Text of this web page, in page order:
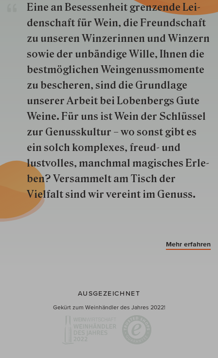
Eine an Besessenheit gren­zende Lei­
den­schaft für Wein, die Freund­schaft
zu unseren Win­zer­innen und Win­zern
so­wie der un­bän­dige Wille, Ihnen die
best­mög­lich­en Wein­genuss­momente
zu besche­ren, sind die Grund­lage
unserer Arbeit bei Lobenbergs Gute
Weine. Für uns ist Wein der Schlüs­sel
zur Genuss­kultur – wo sonst gibt es
ein solch kom­plexes, freud- und
lustvolles, manchmal ma­gisch­es Er­le­
ben? Versammelt am Tisch der
Vielfalt sind wir ver­eint im Genuss.
Mehr erfahren
AUSGEZEICHNET
Gekürt zum Weinhändler des Jahres 2022!